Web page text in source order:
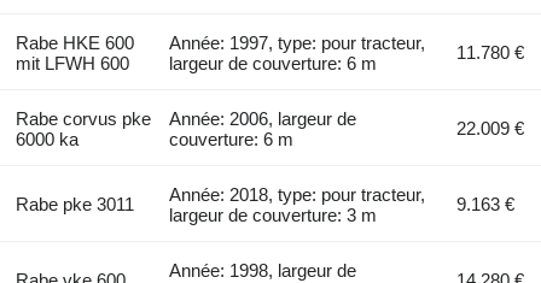
Rabe HKE 600
mit LFWH 600
Année: 1997, type: pour tracteur,
largeur de couverture: 6 m
11.780 €
Rabe corvus pke
6000 ka
Année: 2006, largeur de
couverture: 6 m
22.009 €
Rabe pke 3011
Année: 2018, type: pour tracteur,
largeur de couverture: 3 m
9.163 €
Année: 1998, largeur de